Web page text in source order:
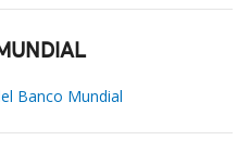
Banco Mundial